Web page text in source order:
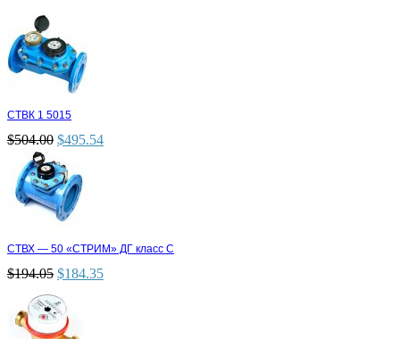
СТВК 1 5015
$504.00 $495.54
СТВХ — 50 «СТРИМ» ДГ класс С
$194.05 $184.35